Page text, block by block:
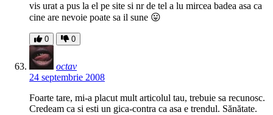
vis urat a pus la el pe site si nr de tel a lu mircea badea asa ca
cine are nevoie poate sa il sune 😛
0 0
octav
24 septembrie 2008
Foarte tare, mi-a placut mult articolul tau, trebuie sa recunosc.
Credeam ca si esti un gica-contra ca asa e trendul. Sănătate.